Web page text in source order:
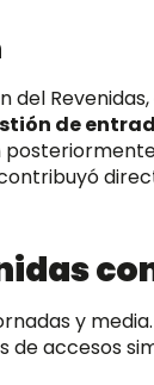
de
y media.
de accesos